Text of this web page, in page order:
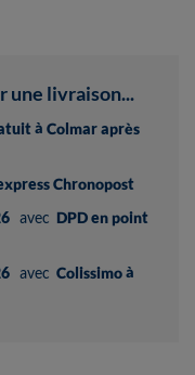
une livraison...
à Colmar après
Chronopost
avec DPD en point
avec Colissimo à